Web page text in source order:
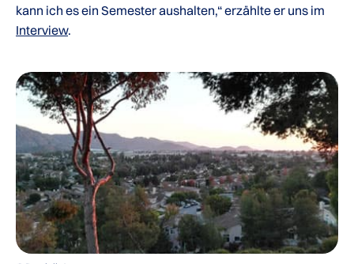
kann ich es ein Semester aushalten,“ erzählte er uns im
Interview.